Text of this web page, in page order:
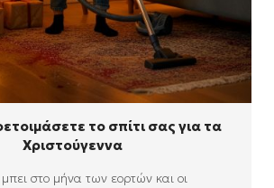
το σπίτι σας για τα
Χριστούγεννα
στο μήνα των εορτών και οι